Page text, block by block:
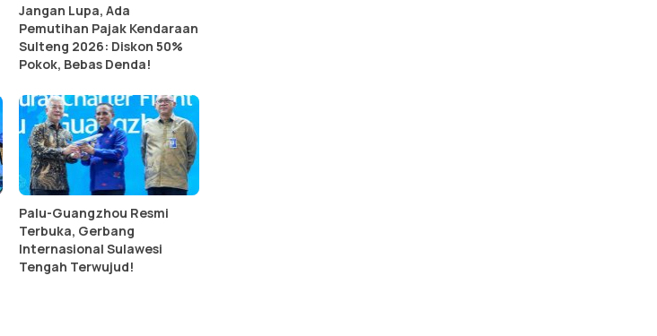
Jangan Lupa, Ada
Pemutihan Pajak Kendaraan
Sulteng 2026: Diskon 50%
Pokok, Bebas Denda!
Palu-Guangzhou Resmi
Terbuka, Gerbang
Internasional Sulawesi
Tengah Terwujud!